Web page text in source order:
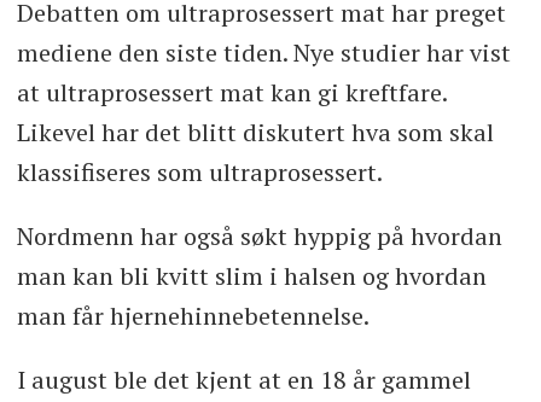
Debatten om ultraprosessert mat har preget
mediene den siste tiden. Nye studier har vist
at ultraprosessert mat kan gi kreftfare.
Likevel har det blitt diskutert hva som skal
klassifiseres som ultraprosessert.
Nordmenn har også søkt hyppig på hvordan
man kan bli kvitt slim i halsen og hvordan
man får hjernehinnebetennelse.
I august ble det kjent at en 18 år gammel